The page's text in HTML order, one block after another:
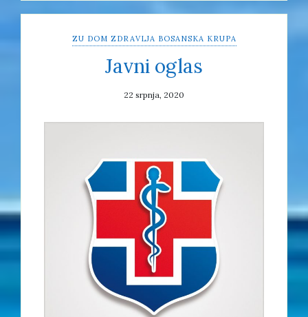
ZU DOM ZDRAVLJA BOSANSKA KRUPA
Javni oglas
22 srpnja, 2020